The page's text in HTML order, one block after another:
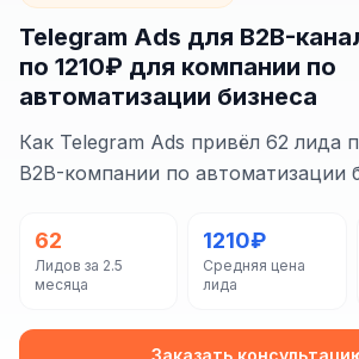
Сайт на ModX
Сайт на Joomla
КОНТЕКСТНАЯ РЕКЛАМА
Контекстная реклама
Яндекс.Директ
Telegram Ads для B2B-
по 1210₽ для компании по
автоматизации бизнеса
Как Telegram Ads привёл 62 лида
B2B-компании по автоматизации
62
Лидов за 2.5
месяца
1210₽
Средняя цена
лида
Заказать